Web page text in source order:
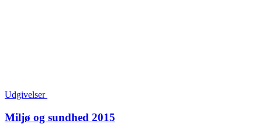
Udgivelser
Miljø og sundhed 2015